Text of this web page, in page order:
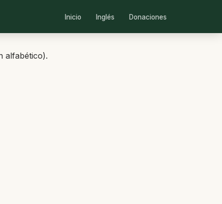
Inicio Inglés Donaciones
alfabético).